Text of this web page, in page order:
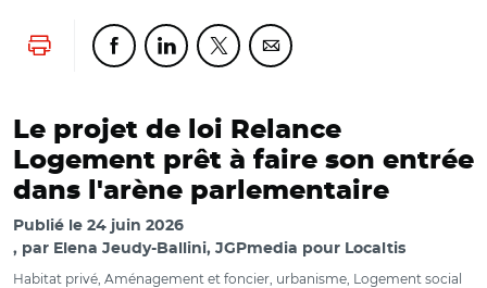
Lancer l'impressionPartager cette page sur Facebook
Partager cette page sur Linkedin
Partager cette page sur Twitter
Partager cette page sur
Le projet de loi Relance
Logement prêt à faire son entrée
dans l'arène parlementaire
Publié le 24 juin 2026
par Elena Jeudy-Ballini, JGPmedia pour Localtis
Habitat privé, Aménagement et foncier, urbanisme, Logement social